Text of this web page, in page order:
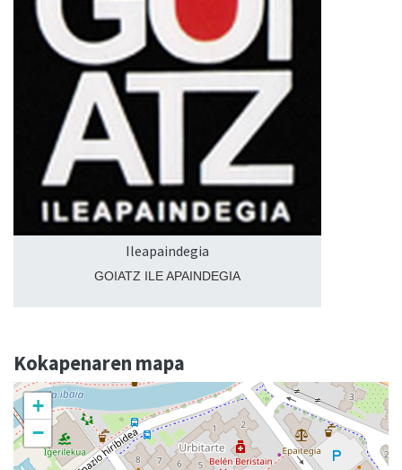
Ileapaindegia
GOIATZ ILE APAINDEGIA
Kokapenaren mapa
+
−